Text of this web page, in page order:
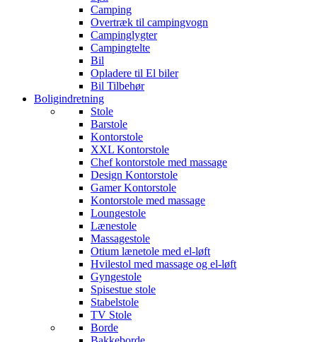
Camping
Overtræk til campingvogn
Campinglygter
Campingtelte
Bil
Opladere til El biler
Bil Tilbehør
Boligindretning
Stole
Barstole
Kontorstole
XXL Kontorstole
Chef kontorstole med massage
Design Kontorstole
Gamer Kontorstole
Kontorstole med massage
Loungestole
Lænestole
Massagestole
Otium lænetole med el-løft
Hvilestol med massage og el-løft
Gyngestole
Spisestue stole
Stabelstole
TV Stole
Borde